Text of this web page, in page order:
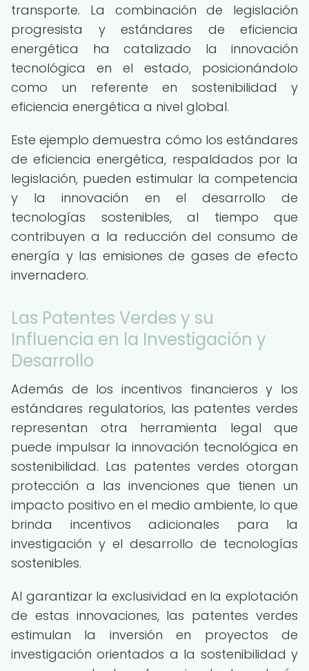
transporte. La combinación de legislación
progresista y estándares de eficiencia
energética ha catalizado la innovación
tecnológica en el estado, posicionándolo
como un referente en sostenibilidad y
eficiencia energética a nivel global.
Este ejemplo demuestra cómo los estándares
de eficiencia energética, respaldados por la
legislación, pueden estimular la competencia
y la innovación en el desarrollo de
tecnologías sostenibles, al tiempo que
contribuyen a la reducción del consumo de
energía y las emisiones de gases de efecto
invernadero.
Las Patentes Verdes y su
Influencia en la Investigación y
Desarrollo
Además de los incentivos financieros y los
estándares regulatorios, las patentes verdes
representan otra herramienta legal que
puede impulsar la innovación tecnológica en
sostenibilidad. Las patentes verdes otorgan
protección a las invenciones que tienen un
impacto positivo en el medio ambiente, lo que
brinda incentivos adicionales para la
investigación y el desarrollo de tecnologías
sostenibles.
Al garantizar la exclusividad en la explotación
de estas innovaciones, las patentes verdes
estimulan la inversión en proyectos de
investigación orientados a la sostenibilidad y